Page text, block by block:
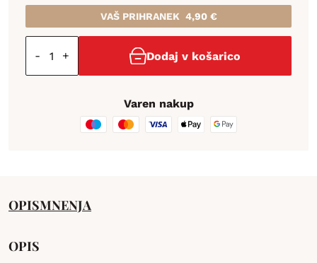
VAŠ PRIHRANEK 4,90 €
- + Dodaj v košarico
Varen nakup
OPISMNENJA
OPIS